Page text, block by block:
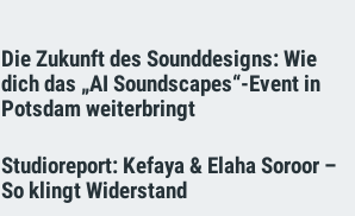
Die Zukunft des Sounddesigns: Wie
dich das „AI Soundscapes“-Event in
Potsdam weiterbringt
Studioreport: Kefaya & Elaha Soroor –
So klingt Widerstand